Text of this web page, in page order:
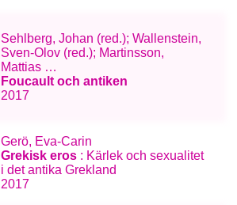
Sehlberg, Johan (red.); Wallenstein,
Sven-Olov (red.); Martinsson,
Mattias …
Foucault och antiken
2017
Gerö, Eva-Carin
Grekisk eros : Kärlek och sexualitet
i det antika Grekland
2017